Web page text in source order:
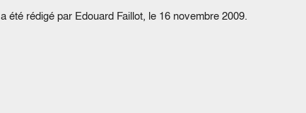
a été rédigé par Edouard Faillot, le 16 novembre 2009.